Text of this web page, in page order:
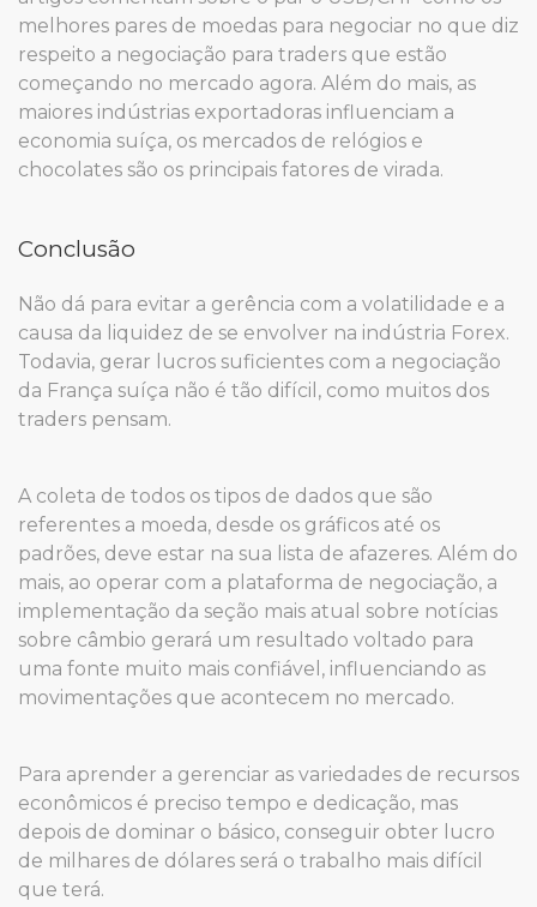
melhores pares de moedas para negociar no que diz
respeito a negociação para traders que estão
começando no mercado agora. Além do mais, as
maiores indústrias exportadoras influenciam a
economia suíça, os mercados de relógios e
chocolates são os principais fatores de virada.
Conclusão
Não dá para evitar a gerência com a volatilidade e a
causa da liquidez de se envolver na indústria Forex.
Todavia, gerar lucros suficientes com a negociação
da França suíça não é tão difícil, como muitos dos
traders pensam.
A coleta de todos os tipos de dados que são
referentes a moeda, desde os gráficos até os
padrões, deve estar na sua lista de afazeres. Além do
mais, ao operar com a plataforma de negociação, a
implementação da seção mais atual sobre notícias
sobre câmbio gerará um resultado voltado para
uma fonte muito mais confiável, influenciando as
movimentações que acontecem no mercado.
Para aprender a gerenciar as variedades de recursos
econômicos é preciso tempo e dedicação, mas
depois de dominar o básico, conseguir obter lucro
de milhares de dólares será o trabalho mais difícil
que terá.